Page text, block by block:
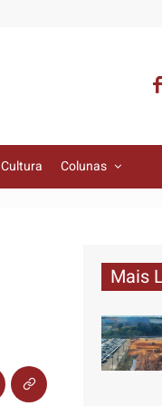
Cultura Colunas
Mais